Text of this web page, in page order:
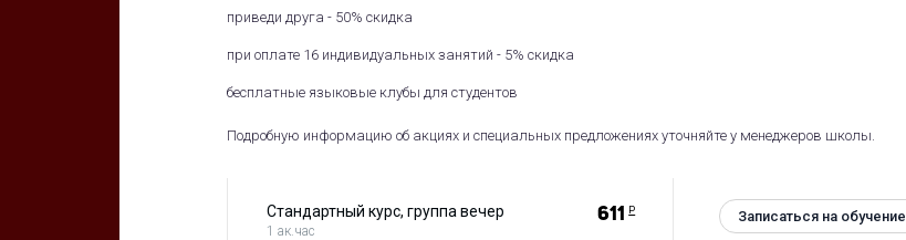
приведи друга - 50% скидка
при оплате 16 индивидуальных занятий - 5% скидка
бесплатные языковые клубы для студентов
Подробную информацию об акциях и специальных предложениях уточняйте у менеджеров школы.
Стандартный курс, группа вечер
1 ак.час
611 Р Записаться на обучение